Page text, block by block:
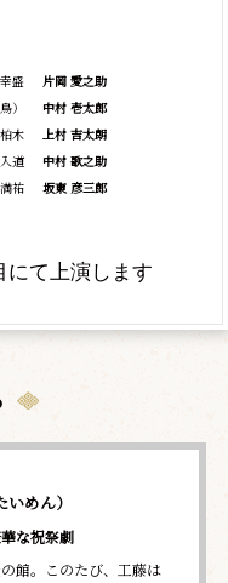
盛
）
木
道
祐
片岡 愛之助
中村 壱太郎
上村 吉太朗
中村 歌之助
坂東 彦三郎
て上演します
めん）
な祝祭劇
館。このたび、工藤は